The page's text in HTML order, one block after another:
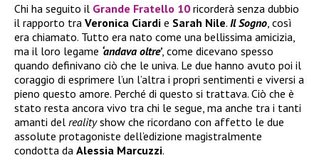
Chi ha seguito il Grande Fratello 10 ricorderà senza dubbio
il rapporto tra Veronica Ciardi e Sarah Nile. Il Sogno , così
era chiamato. Tutto era nato come una bellissima amicizia,
ma il loro legame ‘andava oltre’, come dicevano spesso
quando definivano ciò che le univa. Le due hanno avuto poi il
coraggio di esprimere l’un l’altra i propri sentimenti e viversi a
pieno questo amore. Perché di questo si trattava. Ciò che è
stato resta ancora vivo tra chi le segue, ma anche tra i tanti
amanti del realityshow che ricordano con affetto le due
assolute protagoniste dell’edizione magistralmente
condotta da Alessia Marcuzzi.